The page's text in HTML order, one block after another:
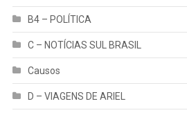
B4 – POLÍTICA
C – NOTÍCIAS SUL BRASIL
Causos
D – VIAGENS DE ARIEL